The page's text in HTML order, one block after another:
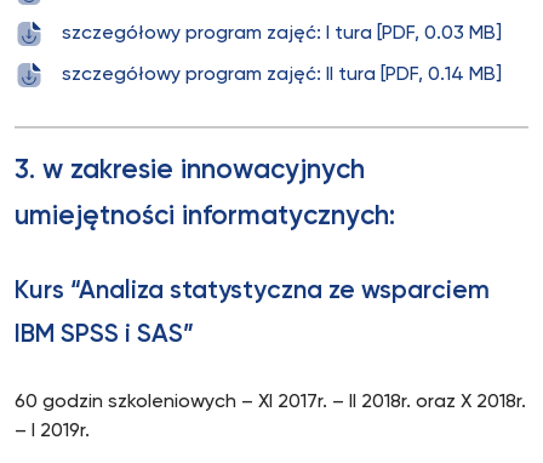
szczegółowy program zajęć: I tura [PDF, 0.03 MB]
szczegółowy program zajęć: II tura [PDF, 0.14 MB]
3. w zakresie innowacyjnych
umiejętności informatycznych:
Kurs “Analiza statystyczna ze wsparciem
IBM SPSS i SAS”
60 godzin szkoleniowych – XI 2017r. – II 2018r. oraz X 2018r.
– I 2019r.